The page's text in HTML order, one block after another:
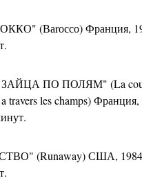
(Ваrоссо) Франция,
ПО ПОЛЯМ" (La
travers les champs) Франция,
(Runaway) США,